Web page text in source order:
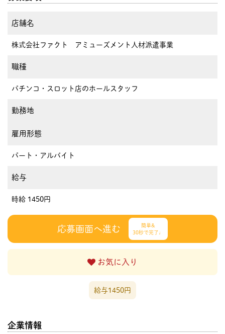
店舗名
株式会社ファクト アミューズメント人材派遣事業
職種
パチンコ・スロット店のホールスタッフ
勤務地
雇用形態
パート・アルバイト
給与
時給 1450円
応募画面へ進む
簡単&
30秒で完了♩
お気に入り
給与1450円
企業情報